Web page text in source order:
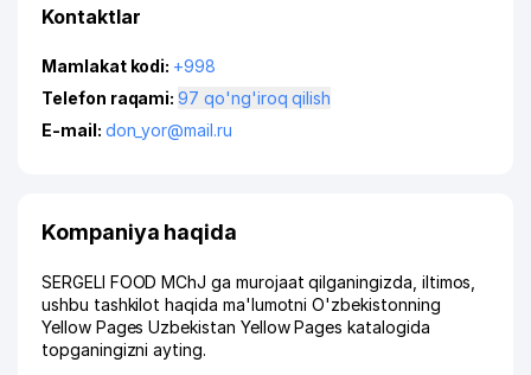
Kontaktlar
Mamlakat kodi: +998
Telefon raqami:
97 qo'ng'iroq qilish
E-mail: don_yor@mail.ru
Kompaniya haqida
SERGELI FOOD MChJ ga murojaat qilganingizda, iltimos,
ushbu tashkilot haqida ma'lumotni O'zbekistonning
Yellow Pages Uzbekistan Yellow Pages katalogida
topganingizni ayting.